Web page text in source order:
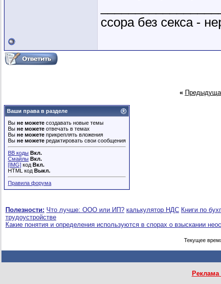
ссора без секса -
«
Ваши права в разделе
Вы не можете создавать новые темы
Вы не можете отвечать в темах
Вы не можете прикреплять вложения
Вы не можете редактировать свои сообщения
BB коды Вкл.
Смайлы Вкл.
[IMG] код Вкл.
HTML код Выкл.
Правила форума
Полезности: Что лучше: ООО или ИП? калькулятор НДС Книги по
трудоустройстве
Какие понятия и определения используются в спорах о взыскании
Текущее